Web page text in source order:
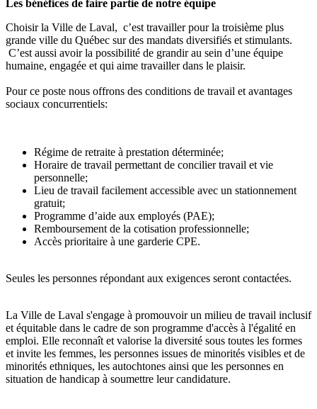
Les bénéfices de faire partie de notre équipe
Choisir la Ville de Laval, c’est travailler pour la troisième plus
grande ville du Québec sur des mandats diversifiés et stimulants.
C’est aussi avoir la possibilité de grandir au sein d’une équipe
humaine, engagée et qui aime travailler dans le plaisir.
Pour ce poste nous offrons des conditions de travail et avantages
sociaux concurrentiels:
Régime de retraite à prestation déterminée;
Horaire de travail permettant de concilier travail et vie
personnelle;
Lieu de travail facilement accessible avec un stationnement
gratuit;
Programme d’aide aux employés (PAE);
Remboursement de la cotisation professionnelle;
Accès prioritaire à une garderie CPE.
Seules les personnes répondant aux exigences seront contactées.
La Ville de Laval s'engage à promouvoir un milieu de travail inclusif
et équitable dans le cadre de son programme d'accès à l'égalité en
emploi. Elle reconnaît et valorise la diversité sous toutes les formes
et invite les femmes, les personnes issues de minorités visibles et de
minorités ethniques, les autochtones ainsi que les personnes en
situation de handicap à soumettre leur candidature.